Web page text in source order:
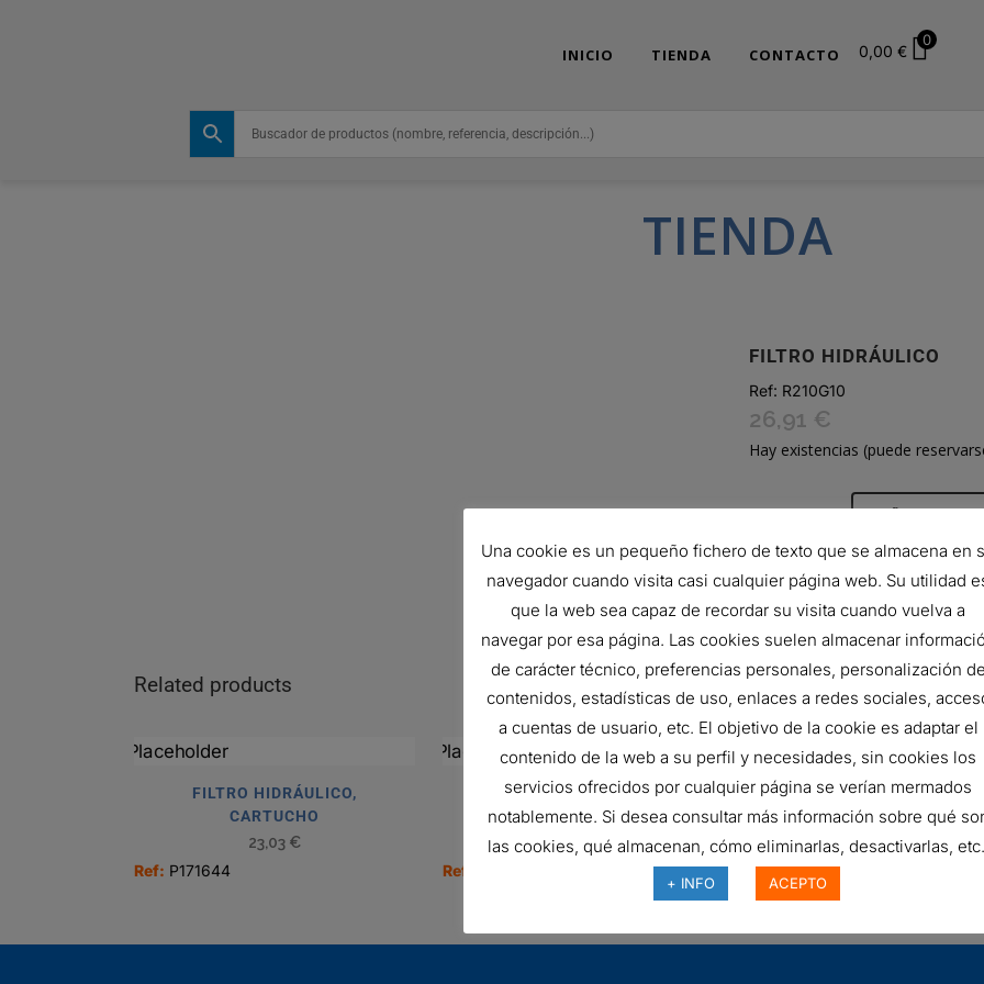
INICIO TIENDA CONTACTO 0,00 €
0
TIENDA
FILTRO HIDRÁULICO
Ref: R210G10
26,91 €
Hay existencias (puede
HIDRÁULICO
AÑADIR AL
SKU: R210G10
Related products
FILTRO HIDRÁULICO,
CARTUCHO
23,03 €
Ref: P171644
FILTRO HIDRÁULICO,
CARTUCHO
27,88€
Ref:
Una cookie es un pequeño fichero de texto que se almacena en
navegador cuando visita casi cualquier página web. Su utilidad
que la web sea capaz de recordar su visita cuando vuelva a
navegar por esa página. Las cookies suelen almacenar
de carácter técnico, preferencias personales, personalización de
contenidos, estadísticas de uso, enlaces a redes sociales,
a cuentas de usuario, etc. El objetivo de la cookie es adaptar el
contenido de la web a su perfil y necesidades, sin cookies los
servicios ofrecidos por cualquier página se verían mermados
notablemente. Si desea consultar más información sobre qué
las cookies, qué almacenan, cómo eliminarlas, desactivarlas,
+ INFO ACEPTO